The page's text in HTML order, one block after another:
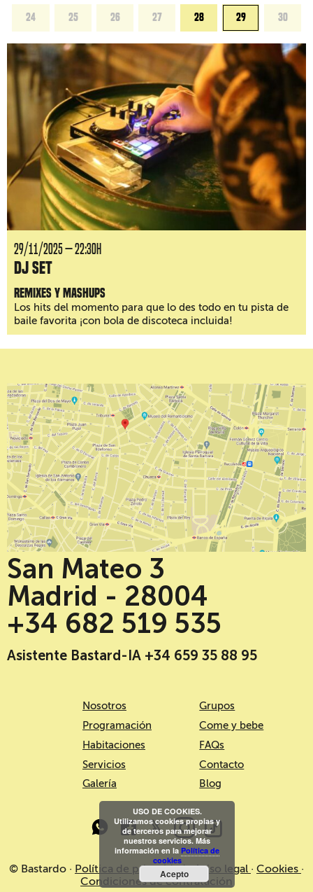
24 25 26 27 28 29 30
29/11/2025 — 22:30H
DJ Set
Remixes y mashups
Los hits del momento para que lo des todo en tu pista de
baile favorita ¡con bola de discoteca incluida!
San Mateo 3
Madrid - 28004
+34 682 519 535
Asistente Bastard-IA +34 659 35 88 95
Nosotros
Programación
Habitaciones
Servicios
Galería
Grupos
Come y bebe
FAQs
Contacto
Blog
© Bastardo · Política de privacidad·Aviso legal · Cookies ·
Condiciones de contratación
USO DE COOKIES.
Utilizamos cookies propias y
de terceros para mejorar
nuestros servicios. Más
información en la Política de
cookies
Acepto